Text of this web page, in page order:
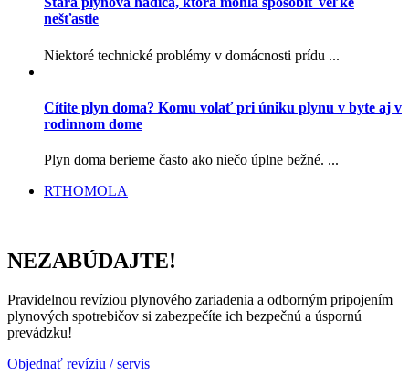
nešťastie
Niektoré technické problémy v domácnosti prídu ...
Cítite plyn doma? Komu volať pri úniku plynu v byte aj v
rodinnom dome
Plyn doma berieme často ako niečo úplne bežné. ...
RTHOMOLA
NEZABÚDAJTE!
Pravidelnou revíziou plynového zariadenia a odborným pripojením
plynových spotrebičov si zabezpečíte ich bezpečnú a úspornú
prevádzku!
Objednať revíziu / servis